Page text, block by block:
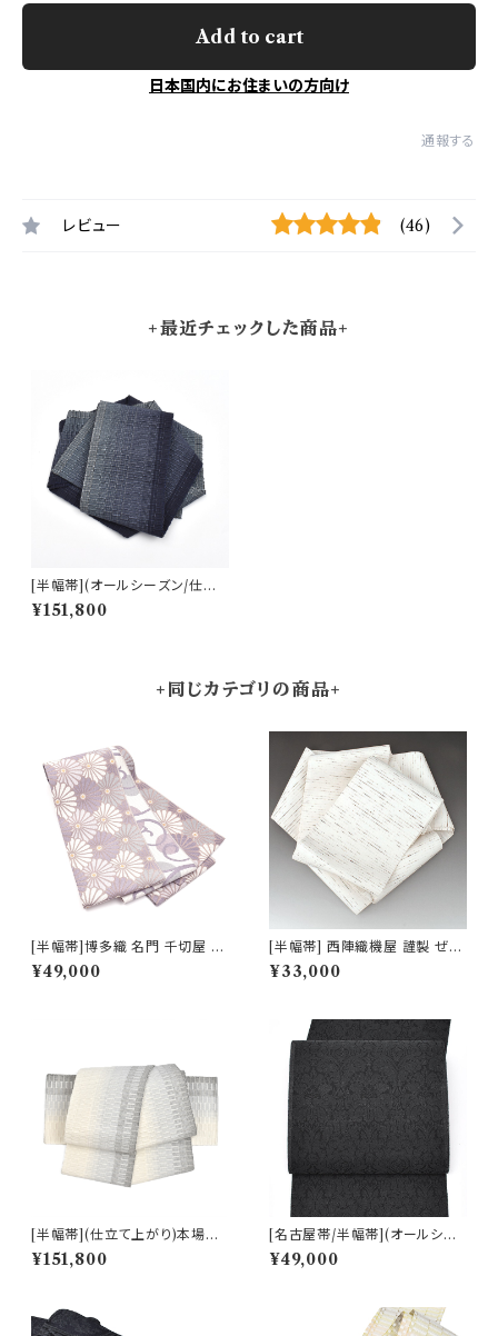
Add to cart
日本国内にお住まいの方向け
通報する
レビュー (46)
+最近チェックした商品+
[半幅帯](オールシーズン/仕立
て上がり)本場琉球南風原 ロー
トン織 名門 丸正織物 謹製『ma
¥151,800
+同じカテゴリの商品+
[半幅帯]博多織 名門 千切屋 謹
製 菊繋ぎ文様 リバーシブル 両
面柄 小袋 正絹 日本製(商品番
¥49,000
[半幅帯] 西陣織機屋 謹製 ぜん
まい紬 正絹 日本製(商品番号:1
7046)
¥33,000
[半幅帯](仕立て上がり)本場琉
球南風原 ロートン織 名門 丸正
織物 謹製『marumasa.fab』手
¥151,800
[名古屋帯/半幅帯](オールシー
ズン)西陣織機屋 謹製 墨黒 華
装飾文様 九寸帯 正絹 日本製
¥49,000